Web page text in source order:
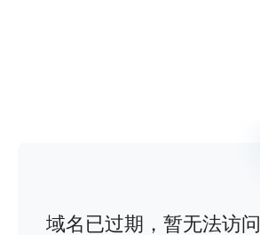
域名已过期，暂无法访问